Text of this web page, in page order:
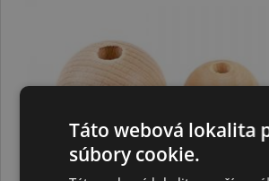
Táto webová lokalita
súbory cookie.